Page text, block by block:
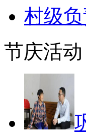
村级
节庆活动